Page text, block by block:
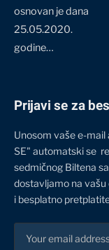
osnovan je dana
25.05.2020.
godine…
Prijavi se za
Unosom vaše e-
SE" automatski se
sedmičnog Biltena
dostavljamo na
i besplatno